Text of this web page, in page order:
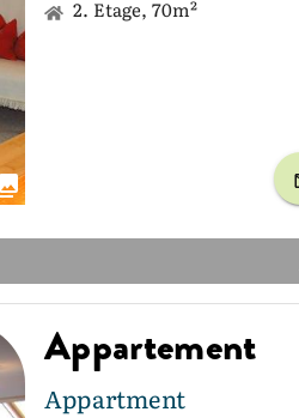
2. Etage, 70m²
Appartement
Appartment